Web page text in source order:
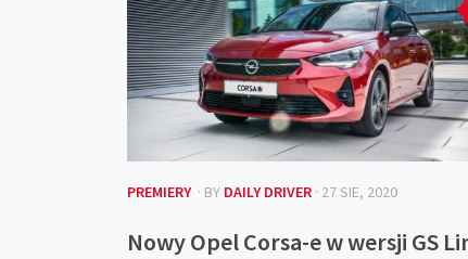
PREMIERY · BY DAILY DRIVER · 27 SIE, 2020
Nowy Opel Corsa-e w wersji GS